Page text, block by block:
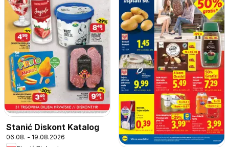
Stanić Diskont Katalog
06.08. - 19.08.2026